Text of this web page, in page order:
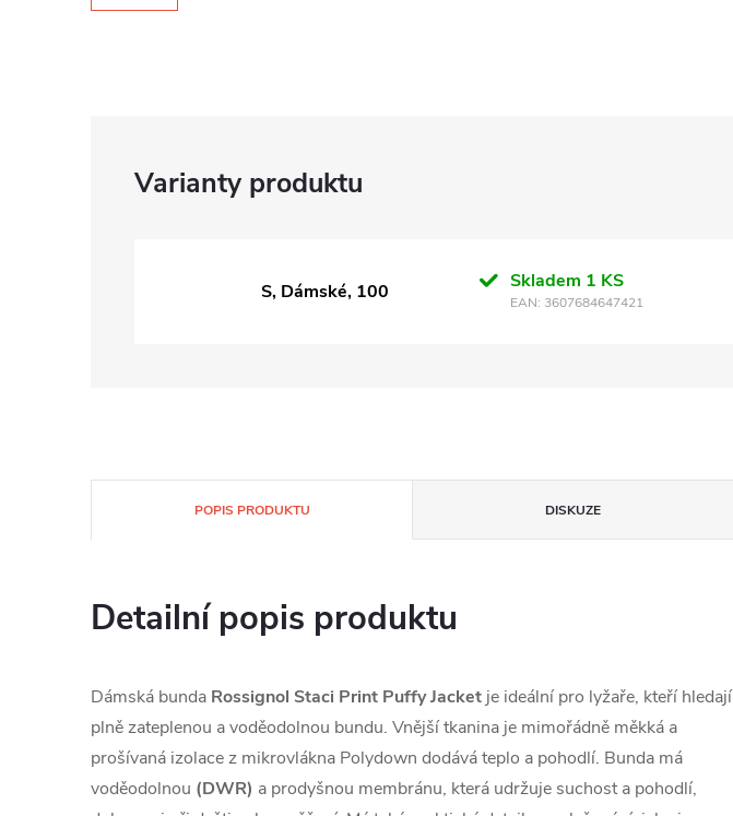
S, Dámské, 100 Skladem 1 KS
EAN: 3607684647421
POPIS PRODUKTU DISKUZE
Detailní popis produktu
Dámská bunda Rossignol Staci Print Puffy Jacket je ideální pro lyžaře, kteří hledají
plně zateplenou a voděodolnou bundu. Vnější tkanina je mimořádně měkká a
prošívaná izolace z mikrovlákna Polydown dodává teplo a pohodlí. Bunda má
voděodolnou (DWR) a prodyšnou membránu, která udržuje suchost a pohodlí,